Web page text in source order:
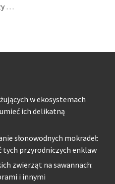
…
w ekosystemach
ich delikatną
słonowodnych mokradeł:
przyrodniczych enklaw
zwierząt na sawannach:
i innymi